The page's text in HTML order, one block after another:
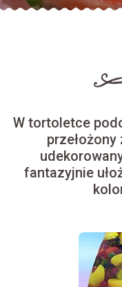
W tortoletce
fantazyjnie